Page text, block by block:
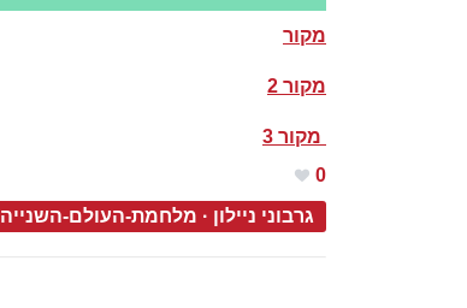
מקור
מקור 2
מקור 3
0
גרבוני ניילון · מלחמת-העולם-השנייה